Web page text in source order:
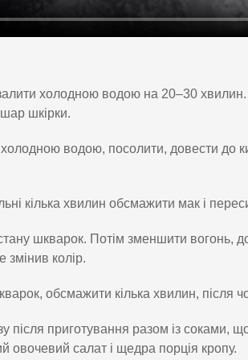
холодною водою на 20–30 хвилин.
шкірки.
водою, посолити, довести до
кілька хвилин обсмажити мак і
шкварок. Потім зменшити вогонь,
колір.
обсмажити кілька хвилин, після
після приготування разом із соками,
салат і щедра порція кропу.